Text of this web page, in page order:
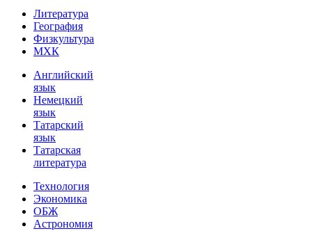
Литература
География
Физкультура
МХК
Английский
язык
Немецкий
язык
Татарский
язык
Татарская
литература
Технология
Экономика
ОБЖ
Астрономия